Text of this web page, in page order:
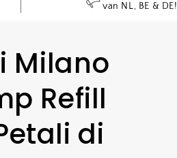
van NL, BE & DE!
Milano
Refill
di